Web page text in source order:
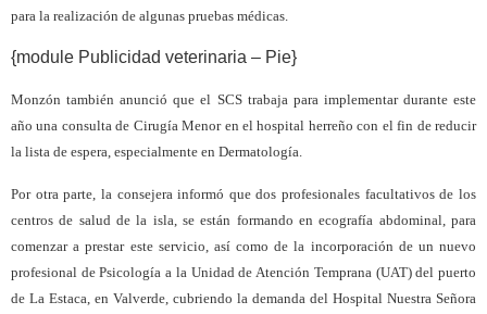
para la realización de algunas pruebas médicas.
{module Publicidad veterinaria – Pie}
Monzón también anunció que el SCS trabaja para implementar durante este
año una consulta de Cirugía Menor en el hospital herreño con el fin de reducir
la lista de espera, especialmente en Dermatología.
Por otra parte, la consejera informó que dos profesionales facultativos de los
centros de salud de la isla, se están formando en ecografía abdominal, para
comenzar a prestar este servicio, así como de la incorporación de un nuevo
profesional de Psicología a la Unidad de Atención Temprana (UAT) del puerto
de La Estaca, en Valverde, cubriendo la demanda del Hospital Nuestra Señora